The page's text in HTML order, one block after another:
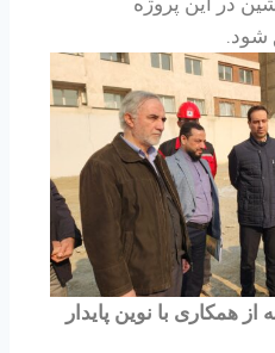
شود.
از همکاری با نوین پایدار